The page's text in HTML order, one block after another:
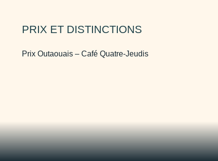
PRIX ET DISTINCTIONS
Prix Outaouais – Café Quatre-Jeudis